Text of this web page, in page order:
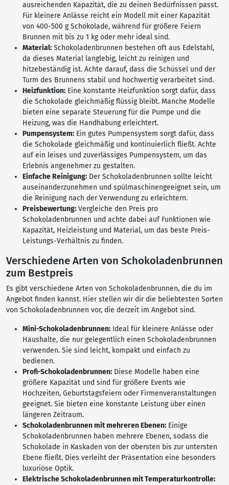
ausreichenden Kapazität, die zu deinen Bedürfnissen passt.
Für kleinere Anlässe reicht ein Modell mit einer Kapazität
von 400-500 g Schokolade, während für größere Feiern
Brunnen mit bis zu 1 kg oder mehr ideal sind.
Material: Schokoladenbrunnen bestehen oft aus Edelstahl,
da dieses Material langlebig, leicht zu reinigen und
hitzebeständig ist. Achte darauf, dass die Schüssel und der
Turm des Brunnens stabil und hochwertig verarbeitet sind.
Heizfunktion: Eine konstante Heizfunktion sorgt dafür, dass
die Schokolade gleichmäßig flüssig bleibt. Manche Modelle
bieten eine separate Steuerung für die Pumpe und die
Heizung, was die Handhabung erleichtert.
Pumpensystem: Ein gutes Pumpensystem sorgt dafür, dass
die Schokolade gleichmäßig und kontinuierlich fließt. Achte
auf ein leises und zuverlässiges Pumpensystem, um das
Erlebnis angenehmer zu gestalten.
Einfache Reinigung: Der Schokoladenbrunnen sollte leicht
auseinanderzunehmen und spülmaschinengeeignet sein, um
die Reinigung nach der Verwendung zu erleichtern.
Preisbewertung: Vergleiche den Preis pro
Schokoladenbrunnen und achte dabei auf Funktionen wie
Kapazität, Heizleistung und Material, um das beste Preis-
Leistungs-Verhältnis zu finden.
Verschiedene Arten von Schokoladenbrunnen
zum Bestpreis
Es gibt verschiedene Arten von Schokoladenbrunnen, die du im
Angebot finden kannst. Hier stellen wir dir die beliebtesten Sorten
von Schokoladenbrunnen vor, die derzeit im Angebot sind.
Mini-Schokoladenbrunnen: Ideal für kleinere Anlässe oder
Haushalte, die nur gelegentlich einen Schokoladenbrunnen
verwenden. Sie sind leicht, kompakt und einfach zu
bedienen.
Profi-Schokoladenbrunnen: Diese Modelle haben eine
größere Kapazität und sind für größere Events wie
Hochzeiten, Geburtstagsfeiern oder Firmenveranstaltungen
geeignet. Sie bieten eine konstante Leistung über einen
längeren Zeitraum.
Schokoladenbrunnen mit mehreren Ebenen: Einige
Schokoladenbrunnen haben mehrere Ebenen, sodass die
Schokolade in Kaskaden von der obersten bis zur untersten
Ebene fließt. Dies verleiht der Präsentation eine besonders
luxuriöse Optik.
Elektrische Schokoladenbrunnen mit Temperaturkontrolle: